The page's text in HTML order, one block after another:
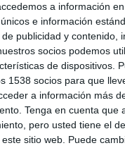
a información
e información
publicidad y contenido,
socios podemos
de dispositivos.
1538 socios para que
a información más
Tenga en cuenta que
pero usted tiene el
sitio web. Puede